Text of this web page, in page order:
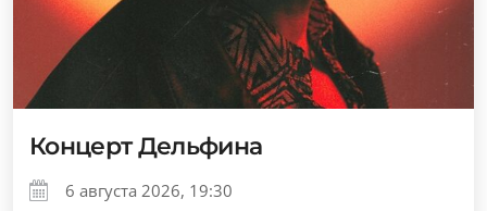
Концерт Дельфина
6 августа 2026, 19:30